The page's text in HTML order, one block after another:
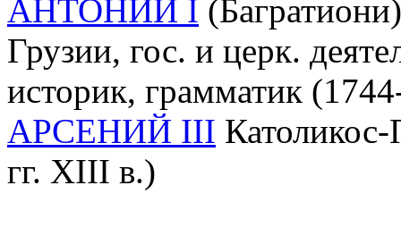
АНТОНИЙ I
Грузии, гос. и церк.
историк, грамматик
АРСЕНИЙ III
гг. XIII в.)